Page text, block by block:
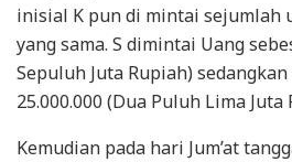
inisial K pun di mintai sejumlah
yang sama. S dimintai Uang
Sepuluh Juta Rupiah) sedangkan
25.000.000 (Dua Puluh Lima Juta
Kemudian pada hari Jum’at